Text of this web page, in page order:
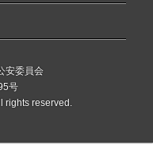
安委員会
号
rights reserved.